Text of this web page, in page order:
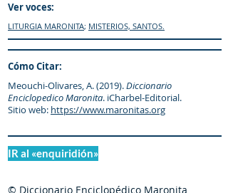
Ver voces:
LITURGIA MARONITA; MISTERIOS, SANTOS.
Cómo Citar:
Meouchi-Olivares, A. (2019).Diccionario
Enciclopedico Maronita. iCharbel-Editorial.
Sitio web: https://www.maronitas.org
IR al «enquiridión»
© Diccionario Enciclopédico Maronita